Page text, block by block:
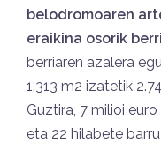
belodromoaren
eraikina osorik
berriaren azalera
1.313 m2 izatetik
Guztira, 7 milioi
eta 22 hilabete